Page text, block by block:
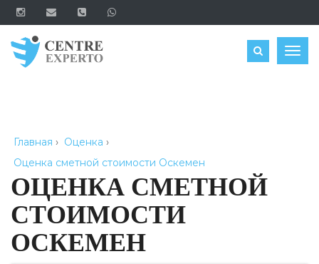
ЗАКАЗАТЬ
Главная › Оценка ›
Оценка сметной стоимости Оскемен
ОЦЕНКА СМЕТНОЙ
СТОИМОСТИ
ОСКЕМЕН